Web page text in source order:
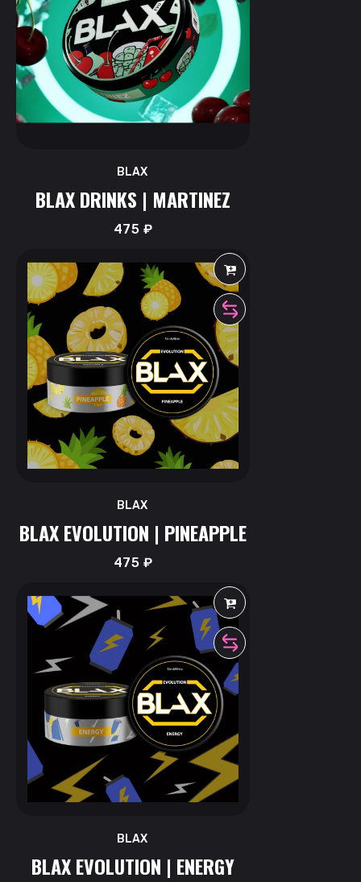
BLAX
BLAX DRINKS | MARTINEZ
475 ₽
BLAX
BLAX EVOLUTION | PINEAPPLE
475 ₽
BLAX
BLAX EVOLUTION | ENERGY